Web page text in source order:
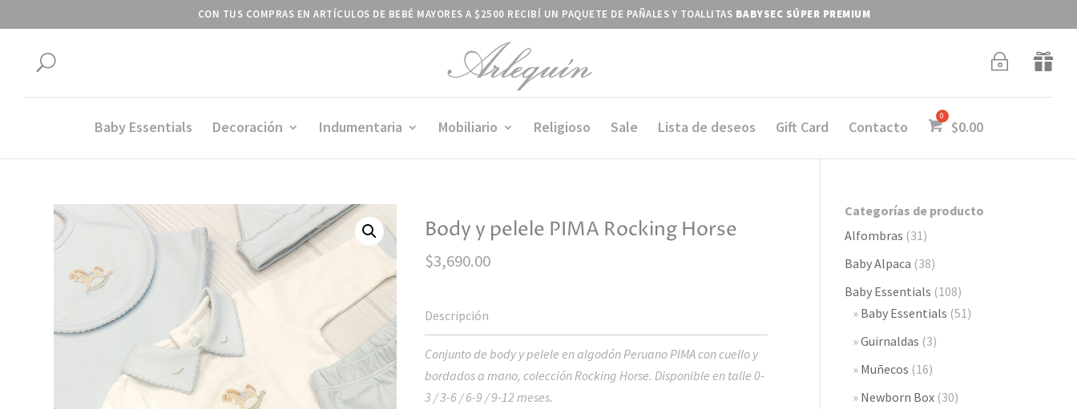
CON TUS COMPRAS EN ARTÍCULOS DE BEBÉ MAYORES A $2500 RECIBÍ UN PAQUETE DE PAÑALES Y TOALLITAS BABYSEC SÚPER PREMIUM
U ~ 
Baby Essentials Decoración Indumentaria Mobiliario Religioso Sale Lista de deseos Gift Card Contacto $0.00
Body y pelele PIMA Rocking Horse
$3,690.00
Conjunto de body y pelele en algodón Peruano PIMA con cuello y
bordados a mano, colección Rocking Horse. Disponible en talle 0-
3 / 3-6 / 6-9 / 9-12 meses.
Categorías de producto
Alfombras (31)
Baby Alpaca (38)
Baby Essentials (108)
Baby Essentials (51)
Guirnaldas (3)
Muñecos (16)
Newborn Box (30)